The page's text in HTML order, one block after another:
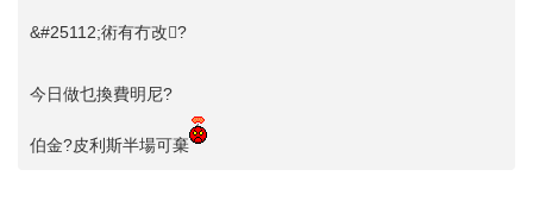
&#25112;術有冇改?
今日做乜換費明尼?
伯金?皮利斯半場可棄